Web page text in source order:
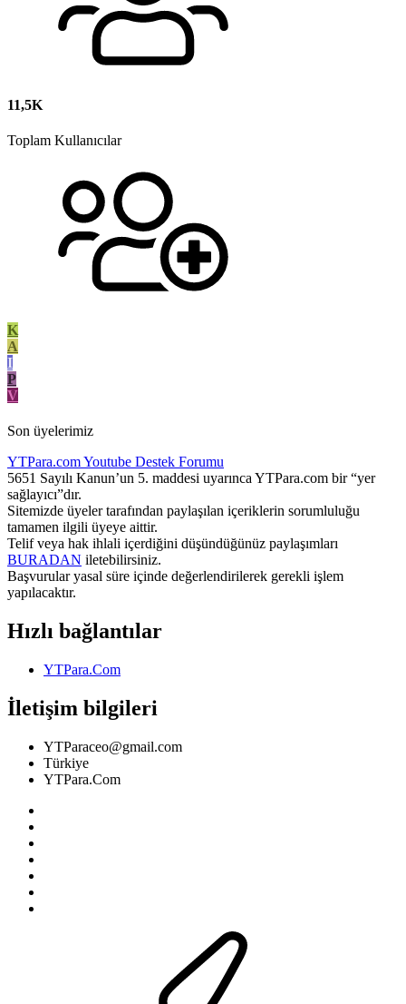
11,5K
Toplam Kullanıcılar
K
A
I
P
V
Son üyelerimiz
YTPara.comYoutube Destek Forumu
5651 Sayılı Kanun’un 5. maddesi uyarınca YTPara.com bir “yer
sağlayıcı”dır.
Sitemizde üyeler tarafından paylaşılan içeriklerin sorumluluğu
tamamen ilgili üyeye aittir.
Telif veya hak ihlali içerdiğini düşündüğünüz paylaşımları
BURADAN iletebilirsiniz.
Başvurular yasal süre içinde değerlendirilerek gerekli işlem
yapılacaktır.
Hızlı bağlantılar
YTPara.Com
İletişim bilgileri
YTParaceo@gmail.com
Türkiye
YTPara.Com